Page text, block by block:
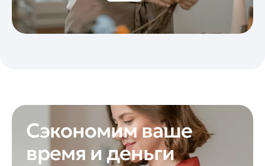
Сэкономим ваше
время и деньги